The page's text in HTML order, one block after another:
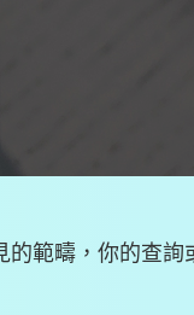
範疇，你的查詢